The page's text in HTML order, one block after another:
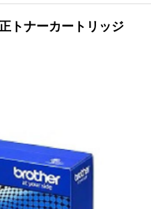
トナーカートリッジ